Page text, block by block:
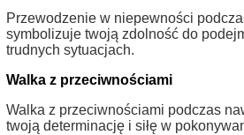
Przewodzenie w niepewności
symbolizuje twoją zdolność do
trudnych sytuacjach.
Walka z przeciwnościami
Walka z przeciwnościami podczas
twoją determinację i siłę w